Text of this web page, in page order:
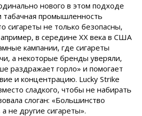
нового в этом подходе
табачная промышленность
сигареты не только безопасны,
в середине XX века в США
кампании, где сигареты
а некоторые бренды уверяли,
раздражает горло» и помогает
и концентрацию. Lucky Strike
сладкого, чтобы не набирать
слоган: «Большинство
не другие сигареты».